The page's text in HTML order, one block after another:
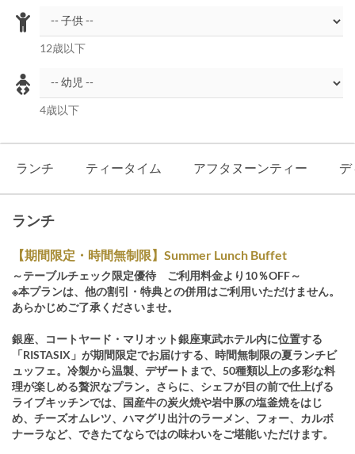
12歳以下
4歳以下
ランチ ティータイム アフタヌーンティー デ
ランチ
【期間限定・時間無制限】Summer Lunch Buffet
～テーブルチェック限定優待 ご利用料金より10％OFF～
※本プランは、他の割引・特典との併用はご利用いただけません。
あらかじめご了承くださいませ。
銀座、コートヤード・マリオット銀座東武ホテル内に位置する
「RISTASIX」が期間限定でお届けする、時間無制限の夏ランチビ
ュッフェ。冷製から温製、デザートまで、50種類以上の多彩な料
理が楽しめる贅沢なプラン。さらに、シェフが目の前で仕上げる
ライブキッチンでは、国産牛の炭火焼や岩中豚の塩釜焼をはじ
め、チーズオムレツ、ハマグリ出汁のラーメン、フォー、カルボ
ナーラなど、できたてならではの味わいをご堪能いただけます。